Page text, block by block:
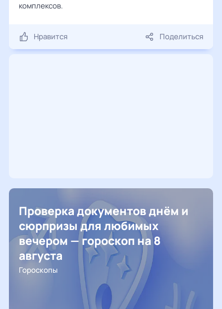
комплексов.
Нравится Поделиться
Проверка документов днём и
сюрпризы для любимых
вечером — гороскоп на 8
августа
Гороскопы